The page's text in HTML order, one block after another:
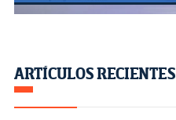
ARTÍCULOS RECIENTES